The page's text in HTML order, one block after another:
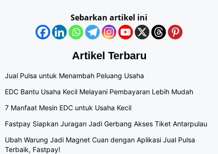
Sebarkan artikel ini
Artikel Terbaru
Jual Pulsa untuk Menambah Peluang Usaha
EDC Bantu Usaha Kecil Melayani Pembayaran Lebih Mudah
7 Manfaat Mesin EDC untuk Usaha Kecil
Fastpay Siapkan Juragan Jadi Gerbang Akses Tiket Antarpulau
Ubah Warung Jadi Magnet Cuan dengan Aplikasi Jual Pulsa
Terbaik, Fastpay!